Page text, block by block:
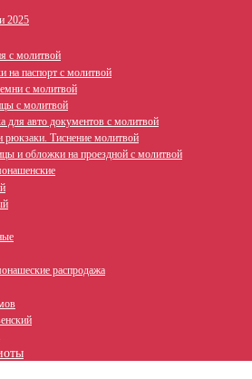
2025
с молитвой
на паспорт с молитвой
с молитвой
с молитвой
для авто документов с молитвой
рюкзаки. Тиснение молитвой
и обложки на проездной с молитвой
распродажа